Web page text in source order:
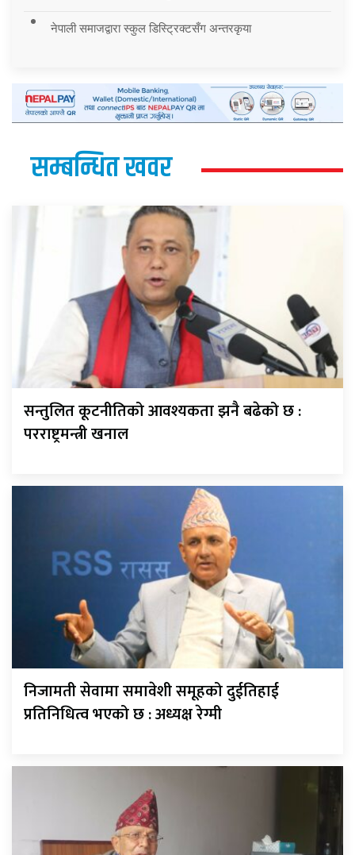
नेपाली समाजद्वारा स्कुल डिस्ट्रिक्टसँग अन्तरकृया
सम्बन्धित खवर
सन्तुलित कूटनीतिको आवश्यकता झनै बढेको छ :
परराष्ट्रमन्त्री खनाल
निजामती सेवामा समावेशी समूहको दुईतिहाई
प्रतिनिधित्व भएको छ : अध्यक्ष रेग्मी